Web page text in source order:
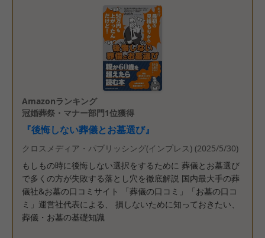
Amazonランキング
冠婚葬祭・マナー部門1位獲得
『後悔しない葬儀とお墓選び』
クロスメディア・パブリッシング(インプレス) (2025/5/30)
もしもの時に後悔しない選択をするために 葬儀とお墓選び
で多くの方が失敗する落とし穴を徹底解説 国内最大手の葬
儀社&お墓の口コミサイト 「葬儀の口コミ」「お墓の口コ
ミ」運営社代表による、 損しないために知っておきたい、
葬儀・お墓の基礎知識